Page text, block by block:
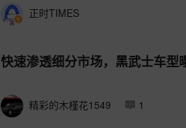
正时TIMES
快速渗透细分市场，黑武士车
精彩的木槿花1549 1